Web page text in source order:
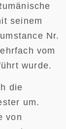
seinem
Nr.
vom
wurde.
die
um.
von